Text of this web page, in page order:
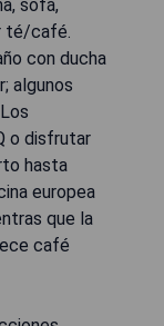
sofá,
té/café.
con ducha
algunos
o disfrutar
hasta
europea
que la
café